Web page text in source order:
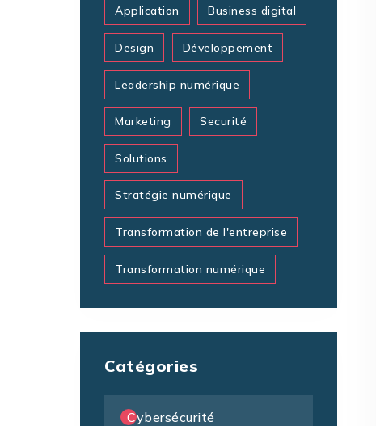
Application Business digital
Design Développement
Leadership numérique
Marketing Securité
Solutions
Stratégie numérique
Transformation de l'entreprise
Transformation numérique
Catégories
Cybersécurité